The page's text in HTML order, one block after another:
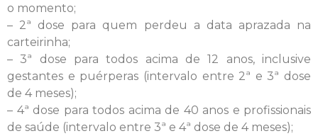
o momento;
– 2ª dose para quem perdeu a data aprazada na
carteirinha;
– 3ª dose para todos acima de 12 anos, inclusive
gestantes e puérperas (intervalo entre 2ª e 3ª dose
de 4 meses);
– 4ª dose para todos acima de 40 anos e profissionais
de saúde (intervalo entre 3ª e 4ª dose de 4 meses);